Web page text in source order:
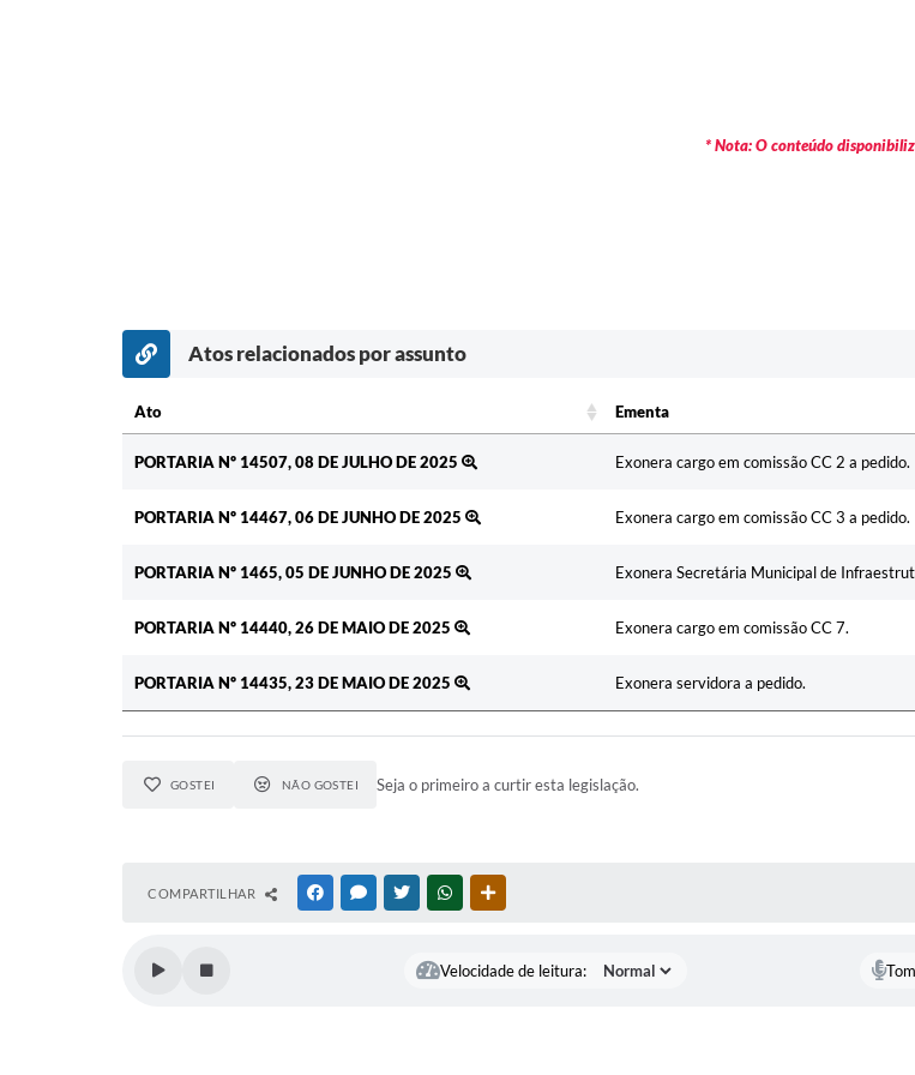
* Nota: O conteúdo
Atos relacionados por assunto
Ato Ementa
PORTARIA Nº 14507, 08 DE JULHO DE 2025
Exonera cargo em comissão CC 2 a pedido.
PORTARIA Nº 14467, 06 DE JUNHO DE 2025 Exonera cargo em comissão CC 3 a pedido.
PORTARIA Nº 1465, 05 DE JUNHO DE 2025 Exonera Secretária Municipal de
PORTARIA Nº 14440, 26 DE MAIO DE 2025 Exonera cargo em comissão CC 7.
PORTARIA Nº 14435, 23 DE MAIO DE 2025 Exonera servidora a pedido.
GOSTEI NÃO GOSTEI Seja o primeiro a curtir esta legislação.
COMPARTILHAR FACEBOOKMESSENGER
TWITTERWHATSAPP
Velocidade de leitura: